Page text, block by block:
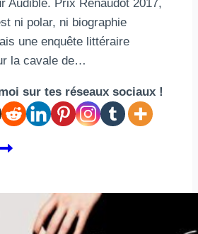
Audible. Prix Renaudot 2017,
ni polar, ni biographie
une enquête littéraire
la cavale de…
sur tes réseaux sociaux !
Josef Mengele :
une plongée